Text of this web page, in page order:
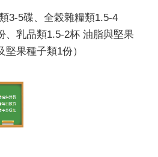
3-5碟、全榖雜糧類1.5-4
、乳品類1.5-2杯 油脂與堅果
果種子類1份）